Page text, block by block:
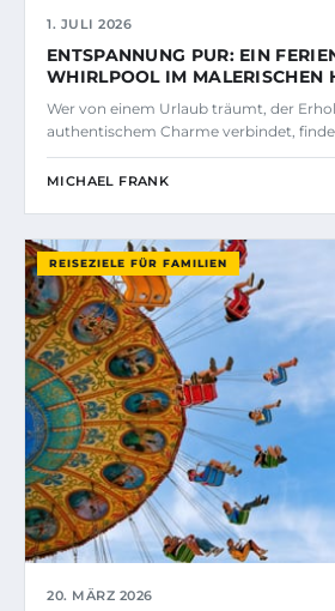
1. JULI 2026
ENTSPANNUNG PUR: EIN
WHIRLPOOL IM MALERISCHEN
Wer von einem Urlaub träumt, der
authentischem Charme verbindet,
MICHAEL FRANK
REISEZIELE FÜR FAMILIEN
20. MÄRZ 2026